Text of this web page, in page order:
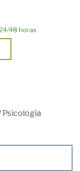
48 horas
Psicología